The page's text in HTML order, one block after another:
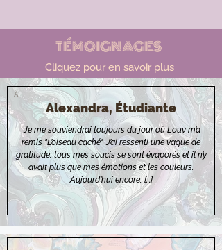
TÉMOIGNAGES
Cliquez pour en savoir plus
A
Je me souviendrai toujours du jour où Louv m’a
remis "L’oiseau caché". J’ai ressenti une vague de
gratitude, tous mes soucis se sont évaporés et il n’y
avait plus que mes émotions et les couleurs.
Aujourd’hui encore, [...]
Alexandra, Étudiante